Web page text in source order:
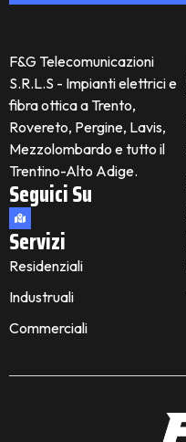
F&G Telecomunicazioni
S.R.L.S - Impianti elettrici e
fibra ottica a Trento,
Rovereto, Pergine, Lavis,
Mezzolombardo e tutto il
Trentino-Alto Adige.
Seguici Su
Servizi
Residenziali
Industruali
Commerciali